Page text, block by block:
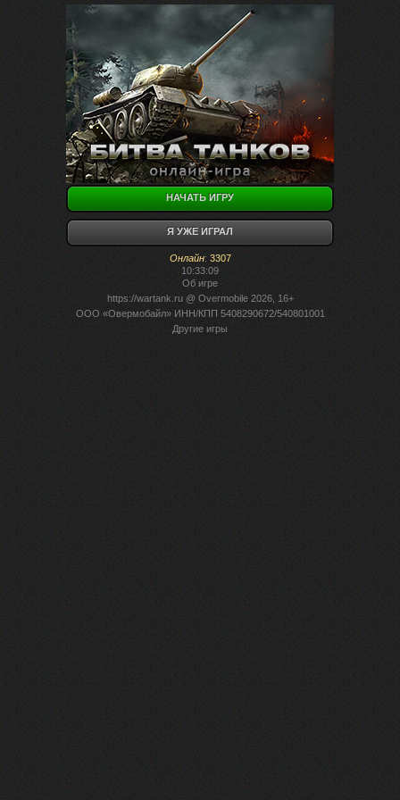
НАЧАТЬ ИГРУ
Я УЖЕ ИГРАЛ
Онлайн: 3307
10:33:09
Об игре
https://wartank.ru@ Overmobile 2026, 16+
ООО «Овермобайл» ИНН/КПП 5408290672/540801001
Другие игры